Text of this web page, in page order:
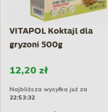
VITAPOL Koktajl dla
gryzoni 500g
12,20 zł
Najbliższa wysyłka już za
22:53:31